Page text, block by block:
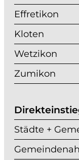
Effretikon
Kloten
Wetzikon
Zumikon
Städte +